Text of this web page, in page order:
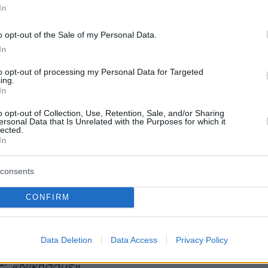
opt-out of the Sale of my Personal Data.
opt-out of processing my Personal Data for Targeted
opt-out of Collection, Use, Retention, Sale, and/or Sharing
Data that Is Unrelated with the Purposes for which it
CONFIRM
Data Deletion Data Access Privacy Policy
πατέρα με καταγωγή από το Πακιστάν και
και ιρλανδικής καταγωγής. Όπως
τραγούδι θα κυκλοφορήσει σύντομα. Μέσα
το ανέβασμα του teaser, οι θαυμαστές του
εκφράσουν τον ενθουσιασμό τους.«Είμαι
έγραψε κάποιος, ενώ άλλος σημείωσε: